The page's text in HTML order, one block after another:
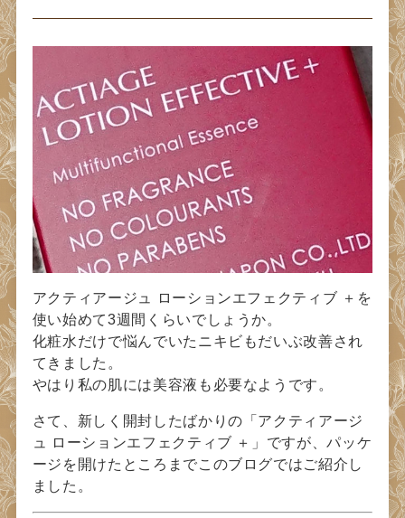
アクティアージュ ローションエフェクティブ ＋を
使い始めて3週間くらいでしょうか。
化粧水だけで悩んでいたニキビもだいぶ改善され
てきました。
やはり私の肌には美容液も必要なようです。
さて、新しく開封したばかりの「アクティアージ
ュ ローションエフェクティブ ＋」ですが、パッケ
ージを開けたところまでこのブログではご紹介し
ました。